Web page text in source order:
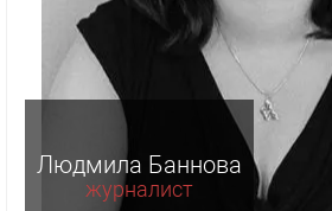
Людмила Баннова
журналист